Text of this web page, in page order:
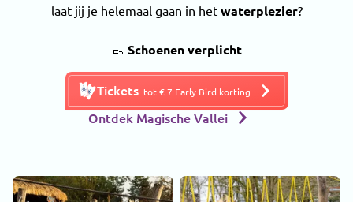
laat jij je helemaal gaan in het waterplezier?
👞 Schoenen verplicht
Tickets tot € 7 Early Bird korting
Ontdek Magische Vallei